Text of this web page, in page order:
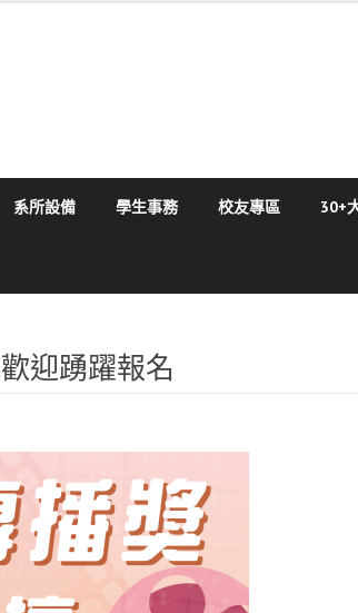
系所設備 學生事務 校友專區 30+
迎踴躍報名